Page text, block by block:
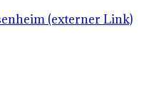
(externer Link)